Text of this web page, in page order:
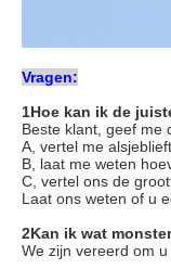
Vragen:
1Hoe kan ik de
Beste klant, geef me
A, vertel me
B, laat me weten
C, vertel ons de
Laat ons weten of u
2Kan ik wat
We zijn vereerd om